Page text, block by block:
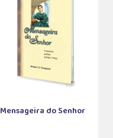
Mensageira do Senhor